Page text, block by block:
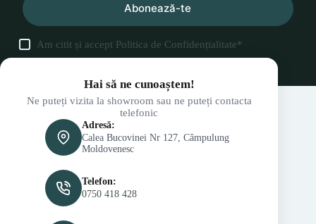
Abonează-te
Am citit și accept Politica de Confidențialitate*
Hai să ne cunoaștem!
Ne puteți vizita la showroom sau ne puteți contacta
telefonic
Adresă:
Calea Bucovinei Nr 127, Câmpulung
Moldovenesc
Telefon:
0750 418 428